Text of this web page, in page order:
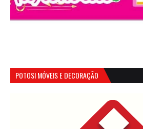
POTOSI MÓVEIS E DECORAÇÃO